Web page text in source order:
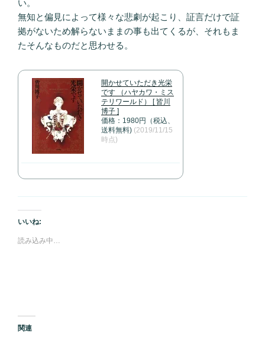
い。
無知と偏見によって様々な悲劇が起こり、証言だけで証
拠がないため解らないままの事も出てくるが、それもま
たそんなものだと思わせる。
開かせていただき光栄
です （ハヤカワ・ミス
テリワールド） [ 皆川
博子 ]
価格：1980円（税込、
送料無料) (2019/11/15
時点)
いいね:
読み込み中…
関連